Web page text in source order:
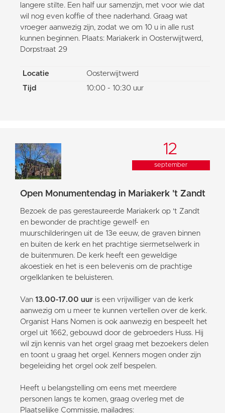
langere stilte. Een half uur samenzijn, met voor wie dat
wil nog even koffie of thee naderhand. Graag wat
vroeger aanwezig zijn, zodat we om 10 u in alle rust
kunnen beginnen. Plaats: Mariakerk in Oosterwijtwerd,
Dorpstraat 29
Locatie
Oosterwijtwerd
Tijd
10:00 - 10:30 uur
12
september
Open Monumentendag in Mariakerk 't Zandt
Bezoek de pas gerestaureerde Mariakerk op 't Zandt
en bewonder de prachtige gewelf- en
muurschilderingen uit de 13e eeuw, de graven binnen
en buiten de kerk en het prachtige siermetselwerk in
de buitenmuren. De kerk heeft een geweldige
akoestiek en het is een belevenis om de prachtige
orgelklanken te beluisteren.
Van 13.00-17.00 uur is een vrijwilliger van de kerk
aanwezig om u meer te kunnen vertellen over de kerk.
Organist Hans Nomen is ook aanwezig en bespeelt het
orgel uit 1662, gebouwd door de gebroeders Huss. Hij
wil zijn kennis van het orgel graag met bezoekers delen
en toont u graag het orgel. Kenners mogen onder zijn
begeleiding het orgel ook zelf bespelen.
Heeft u belangstelling om eens met meerdere
personen langs te komen, graag overleg met de
Plaatselijke Commissie, mailadres: